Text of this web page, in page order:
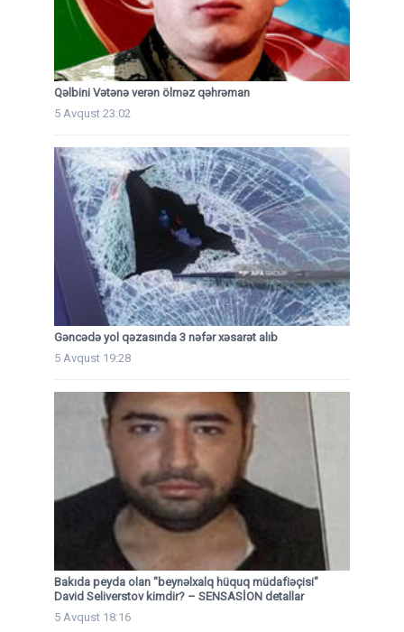
Qəlbini Vətənə verən ölməz qəhrəman
5 Avqust 23:02
Gəncədə yol qəzasında 3 nəfər xəsarət alıb
5 Avqust 19:28
Bakıda peyda olan "beynəlxalq hüquq müdafiəçisi"
David Seliverstov kimdir? – SENSASİON detallar
5 Avqust 18:16